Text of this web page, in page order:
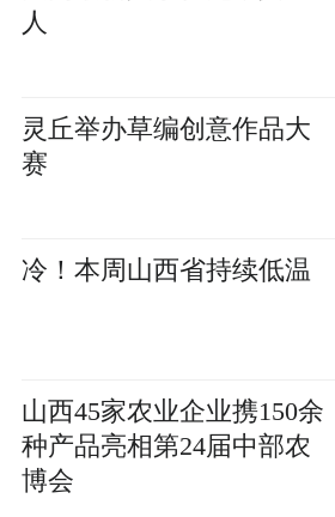
人
灵丘举办草编创意作品大
赛
冷！本周山西省持续低温
山西45家农业企业携150余
种产品亮相第24届中部农
博会